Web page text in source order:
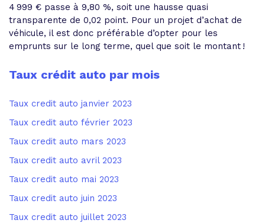
4 999 € passe à 9,80 %, soit une hausse quasi
transparente de 0,02 point. Pour un projet d’achat de
véhicule, il est donc préférable d’opter pour les
emprunts sur le long terme, quel que soit le montant !
Taux crédit auto par mois
Taux credit auto janvier 2023
Taux credit auto février 2023
Taux credit auto mars 2023
Taux credit auto avril 2023
Taux credit auto mai 2023
Taux credit auto juin 2023
Taux credit auto juillet 2023